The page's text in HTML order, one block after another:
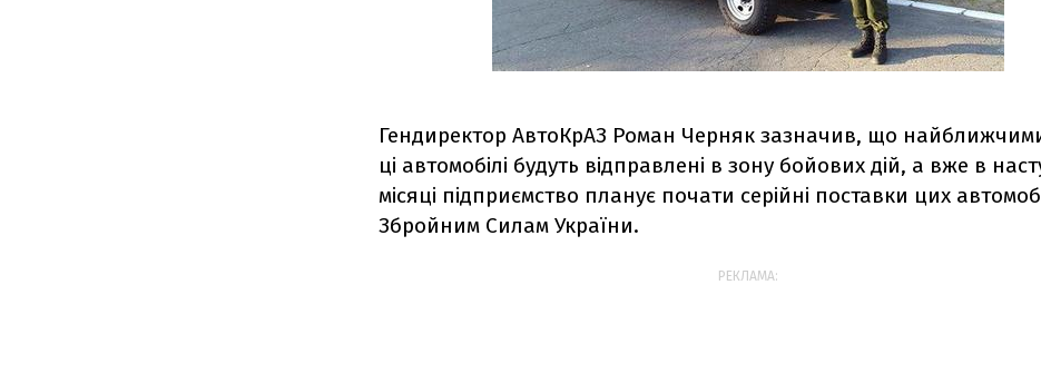
Гендиректор АвтоКрАЗ Роман Черняк зазначив, що
ці автомобілі будуть відправлені в зону бойових дій, а вже в
місяці підприємство планує почати серійні поставки цих
Збройним Силам України.
РЕКЛАМА: